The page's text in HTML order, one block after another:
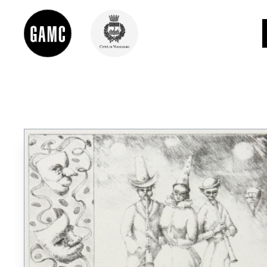
DIDATTICA
SHOP
LE COLLEZIONI
GLI AUTORI
LORENZO VIANI
MOSTRE
EVENTI
PALAZZO DELLE MUSE